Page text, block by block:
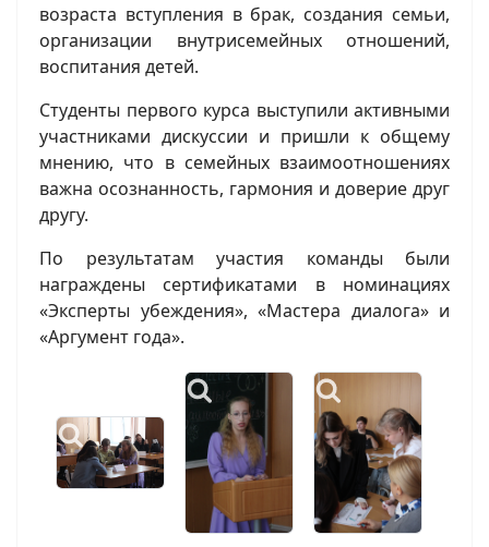
возраста вступления в брак, создания семьи,
организации внутрисемейных отношений,
воспитания детей.
Студенты первого курса выступили активными
участниками дискуссии и пришли к общему
мнению, что в семейных взаимоотношениях
важна осознанность, гармония и доверие друг
другу.
По результатам участия команды были
награждены сертификатами в номинациях
«Эксперты убеждения», «Мастера диалога» и
«Аргумент года».